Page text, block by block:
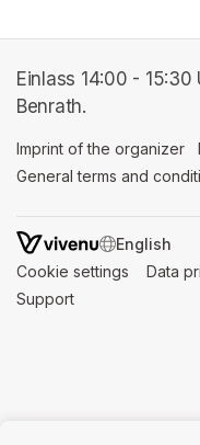
Einlass 14:00 -
Benrath.
Imprint of the organizer
General terms and
SWITCH
Cookie settings (opens
Data
Support